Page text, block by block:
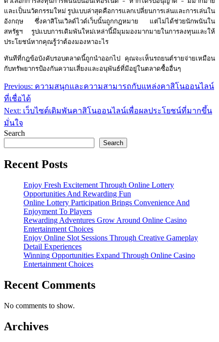
และเป็นนวัตกรรมใหม่ รูปแบบล่าสุดคือการแลกเปลี่ยนการเล่นและการเล่นใน
อังกฤษ
ซึ่งคาสิโนเวิลด์ไวด์เว็บนั้นถูกกฎหมาย
แต่ไม่ได้ช่วยนักพนันใน
สหรัฐฯ
รูปแบบการเดิมพันใหม่เหล่านี้มีมุมมองมากมายในการลงทุนและให้
ประโยชน์หากคุณรู้ว่าต้องมองหาอะไร
ทันทีที่กฎข้อบังคับรอบตลาดนี้ถูกนำออกไป
คุณจะเห็นรถยนต์รายจ่ายเหมือน
กับทรัพยากรป้องกันความเสี่ยงและอนุพันธ์ที่มีอยู่ในตลาดซื้ออื่นๆ
Post
navigation
Previous: ความสนุกและความสามารถกับแหล่งคาสิโนออนไลน์
ที่เชื่อได้
Next: เว็บไซต์เดิมพันคาสิโนออนไลน์เพื่อผลประโยชน์ที่มากขึ้น
มั่นใจ
Search
Search
Recent Posts
Enjoy Fresh Excitement Through Online Lottery
Opportunities And Rewarding Fun
Online Lottery Participation Brings Convenience And
Enjoyment To Players
Rewarding Adventures Grow Around Online Casino
Entertainment Choices
Enjoy Online Slot Sessions Through Creative Gameplay
Detail Experiences
Winning Opportunities Expand Through Online Casino
Entertainment Choices
Recent Comments
No comments to show.
Archives